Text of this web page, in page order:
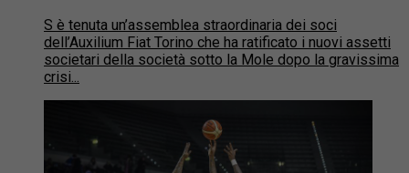
S è tenuta un’assemblea straordinaria dei soci
dell’Auxilium Fiat Torino che ha ratificato i nuovi assetti
societari della società sotto la Mole dopo la gravissima
crisi...